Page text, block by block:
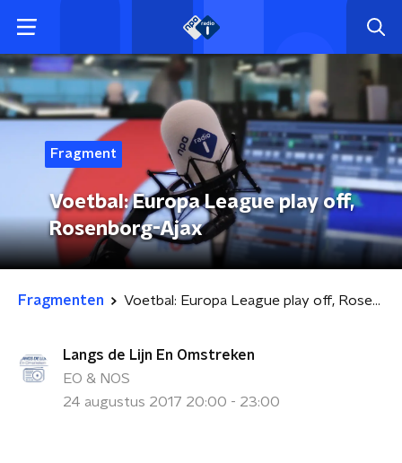
Fragment
Voetbal: Europa League play off,
Rosenborg-Ajax
Fragmenten Voetbal: Europa League play off, Rosenborg-Ajax
Langs de Lijn En Omstreken
EO & NOS
24 augustus 2017 20:00 - 23:00